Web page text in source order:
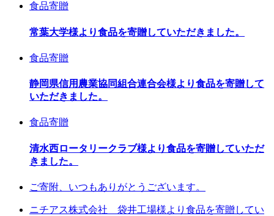
食品寄贈
常葉大学様より食品を寄贈していただきました。
食品寄贈
静岡県信用農業協同組合連合会様より食品を寄贈して
いただきました。
食品寄贈
清水西ロータリークラブ様より食品を寄贈していただ
きました。
ご寄附、いつもありがとうございます。
ニチアス株式会社 袋井工場様より食品を寄贈してい